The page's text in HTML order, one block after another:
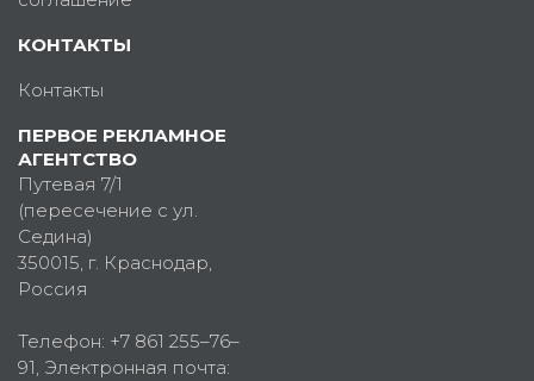
КОНТАКТЫ
Контакты
ПЕРВОЕ РЕКЛАМНОЕ
АГЕНТСТВО
Путевая 7/1
(пересечение с ул.
Седина)
350015, г. Краснодар,
Россия
Телефон: +7 861 255–76–
91, Электронная почта: